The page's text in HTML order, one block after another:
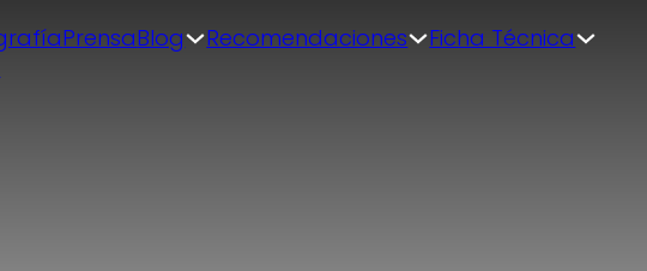
PrensaBlog Recomendaciones
Ficha Técnica